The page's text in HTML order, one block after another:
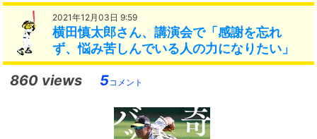
2021年12月03日 9:59
横田慎太郎さん、講演会で「感謝を忘れ
ず、悩み苦しんでいる人の力になりたい」
860 views 5コメント